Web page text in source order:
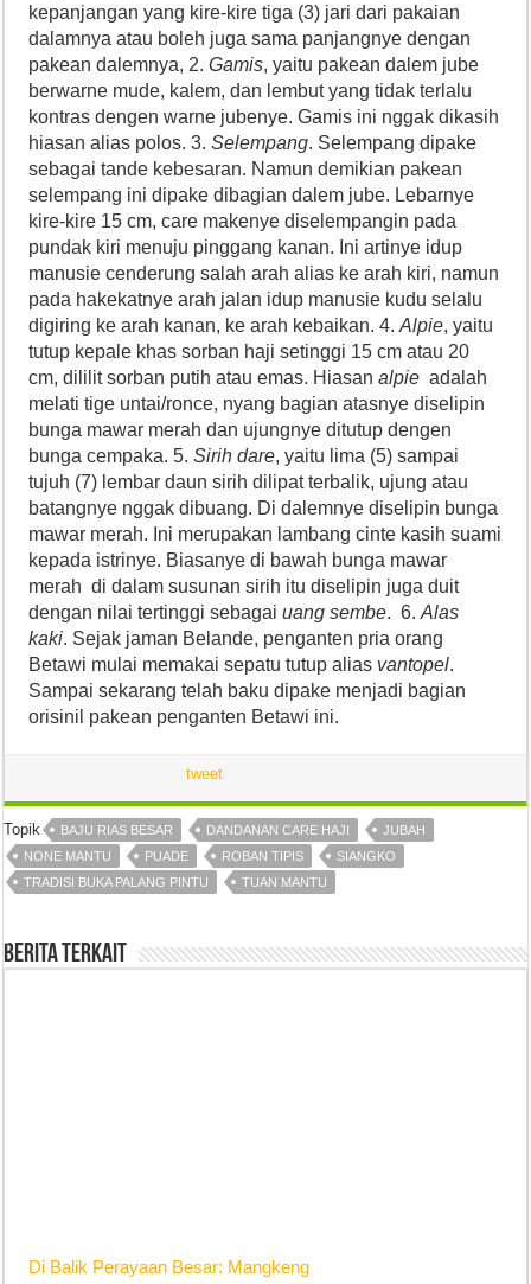
kepanjangan yang kire-kire tiga (3) jari dari pakaian
dalamnya atau boleh juga sama panjangnye dengan
pakean dalemnya, 2.Gamis, yaitu pakean dalem jube
berwarne mude, kalem, dan lembut yang tidak terlalu
kontras dengen warne jubenye. Gamis ini nggak dikasih
hiasan alias polos. 3.Selempang. Selempang dipake
sebagai tande kebesaran. Namun demikian pakean
selempang ini dipake dibagian dalem jube. Lebarnye
kire-kire 15 cm, care makenye diselempangin pada
pundak kiri menuju pinggang kanan. Ini artinye idup
manusie cenderung salah arah alias ke arah kiri, namun
pada hakekatnye arah jalan idup manusie kudu selalu
digiring ke arah kanan, ke arah kebaikan. 4.Alpie, yaitu
tutup kepale khas sorban haji setinggi 15 cm atau 20
cm, dililit sorban putih atau emas. Hiasanalpie adalah
melati tige untai/ronce, nyang bagian atasnye diselipin
bunga mawar merah dan ujungnye ditutup dengen
bunga cempaka. 5.Sirih dare, yaitu lima (5) sampai
tujuh (7) lembar daun sirih dilipat terbalik, ujung atau
batangnye nggak dibuang. Di dalemnye diselipin bunga
mawar merah. Ini merupakan lambang cinte kasih suami
kepada istrinye. Biasanye di bawah bunga mawar
merah di dalam susunan sirih itu diselipin juga duit
dengan nilai tertinggi sebagaiuang sembe. 6.Alas
kaki. Sejak jaman Belande, penganten pria orang
Betawi mulai memakai sepatu tutup alias vantopel.
Sampai sekarang telah baku dipake menjadi bagian
orisinil pakean penganten Betawi ini.
tweet
Topik BAJU RIAS BESAR DANDANAN CARE HAJI
JUBAH
NONE MANTU
PUADE ROBAN TIPIS
SIANGKO
TRADISI BUKA PALANG PINTU
TUAN MANTU
Berita Terkait
Di Balik Perayaan Besar: Mangkeng